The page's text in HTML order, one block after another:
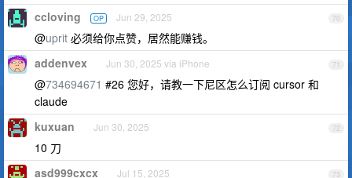
70
ccloving OP Jun 29, 2025
@uprit 必须给你点赞，居然能赚钱。
71
addenvex Jun 30, 2025 via iPhone
@734694671 #26 您好，请教一下尼区怎么订阅 cursor 和
claude
72
kuxuan Jun 30, 2025
10 刀
73
asd999cxcx Jul 15, 2025